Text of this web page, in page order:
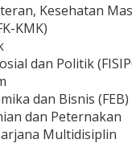
Kesehatan
KMK)
dan Politik
dan Bisnis (FEB)
dan Peternakan
Multidisiplin